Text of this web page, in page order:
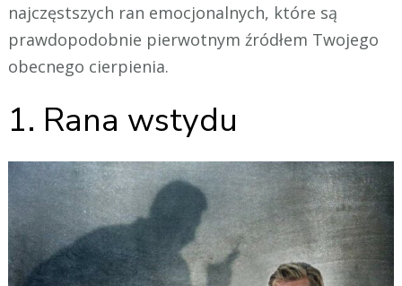
najczęstszych ran emocjonalnych, które są
prawdopodobnie pierwotnym źródłem Twojego
obecnego cierpienia.
1. Rana wstydu